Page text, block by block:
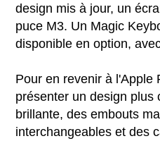
design mis à jour, un
puce M3. Un Magic
disponible en option,
Pour en revenir à l'Apple
présenter un design plus
brillante, des embouts
interchangeables et des